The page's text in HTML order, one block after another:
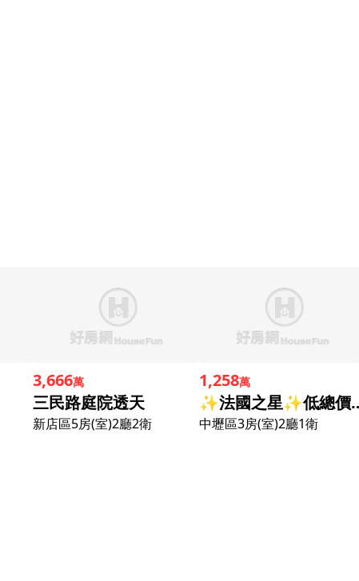
3,666萬
三民路庭院透天
新店區5房(室)2廳2衛
1,258萬
✨法國
中壢區3房(室)2廳1衛